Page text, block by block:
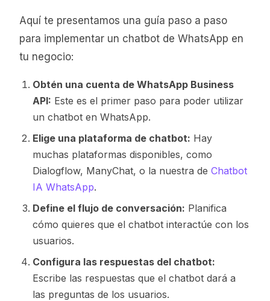
Aquí te presentamos una guía paso a paso
para implementar un chatbot de WhatsApp en
tu negocio:
Obtén una cuenta de WhatsApp Business
API: Este es el primer paso para poder utilizar
un chatbot en WhatsApp.
Elige una plataforma de chatbot: Hay
muchas plataformas disponibles, como
Dialogflow, ManyChat, o la nuestra de Chatbot
IA WhatsApp.
Define el flujo de conversación: Planifica
cómo quieres que el chatbot interactúe con los
usuarios.
Configura las respuestas del chatbot:
Escribe las respuestas que el chatbot dará a
las preguntas de los usuarios.